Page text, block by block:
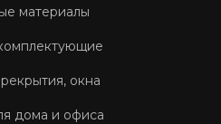
материалы
окна
дома и офиса